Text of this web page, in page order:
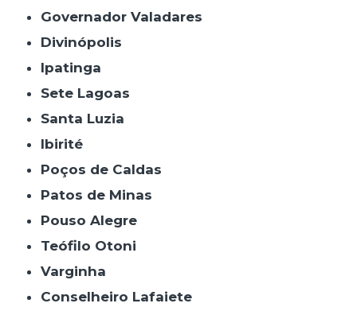
Governador Valadares
Divinópolis
Ipatinga
Sete Lagoas
Santa Luzia
Ibirité
Poços de Caldas
Patos de Minas
Pouso Alegre
Teófilo Otoni
Varginha
Conselheiro Lafaiete